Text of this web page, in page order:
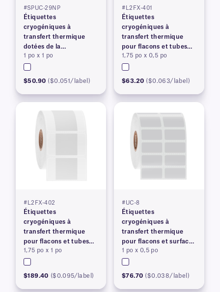
#SPUC-29NP
Étiquettes
cryogéniques à
transfert thermique
dotées de la
technologie SimPEEL™
pour surfaces
1 po x 1 po
$50.90 ($0.051/label)
#L2FX-401
Étiquettes
cryogéniques à
transfert thermique
pour flacons et tubes
congelés
1,75 po x 0,5 po
$63.20 ($0.063/label)
#L2FX-402
Étiquettes
cryogéniques à
transfert thermique
pour flacons et tubes
congelés
1,75 po x 1 po
$189.40 ($0.095/label)
#UC-8
Étiquettes
cryogéniques à
transfert thermique
pour flacons et surfaces
congelés
1 po x 0,5 po
$76.70 ($0.038/label)